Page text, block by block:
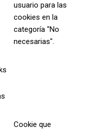
usuario para las
cookies en la
categoría "No
necesarias".
Cookie que